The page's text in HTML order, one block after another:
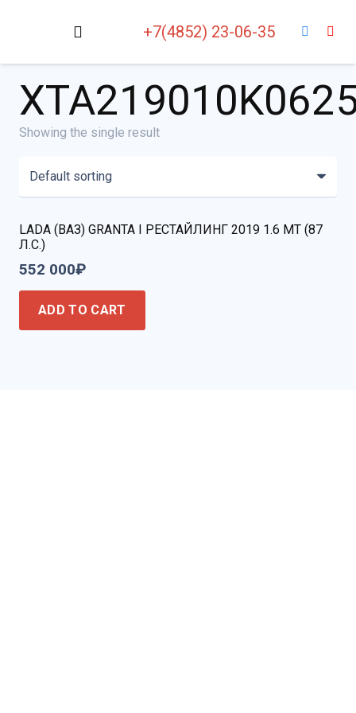
+7(4852) 23-06-35
Showing the single result
LADA (ВАЗ) GRANTA I РЕСТАЙЛИНГ 2019 1.6 MT (87
Л.С.)
552 000₽
ADD TO CART